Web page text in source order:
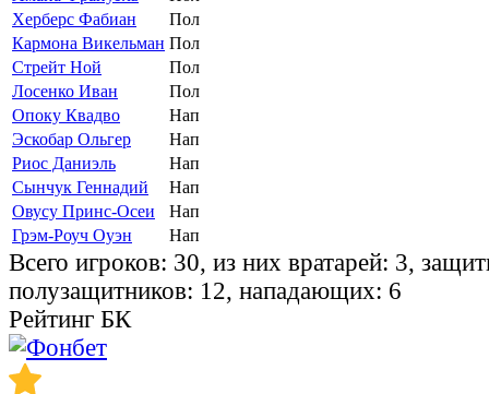
Херберс Фабиан
Пол
Кармона Викельман Пол
Стрейт Ной
Пол
Лосенко Иван
Пол
Опоку Квадво
Нап
Эскобар Ольгер
Нап
Риос Даниэль
Нап
Сынчук Геннадий
Нап
Овусу Принс-Осеи
Нап
Грэм-Роуч Оуэн
Нап
Всего игроков: 30, из них вратарей: 3,
полузащитников: 12, нападающих: 6
Рейтинг БК